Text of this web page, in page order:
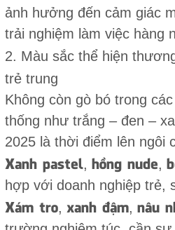
ảnh hưởng đến cảm giác
trải nghiệm làm việc hàng
2. Màu sắc thể hiện
trẻ trung
Không còn gò bó trong
thống như trắng – đen –
2025 là thời điểm lên ngôi
Xanh pastel, hồng nude,
hợp với doanh nghiệp trẻ,
Xám tro, xanh đậm, nâu